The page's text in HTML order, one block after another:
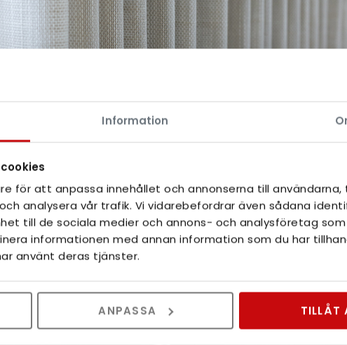
Information
för att anpassa innehållet och annonserna till användarna,
analysera vår trafik. Vi vidarebefordrar även sådana
till de sociala medier och annons- och analysföretag
informationen med annan information som du har
använt deras tjänster.
ANPASSA TILLÅT
Ovan gardinväv Cannes från Luxaflex®
80 % återvunnen polyester och är flamsäker. Finns i 13